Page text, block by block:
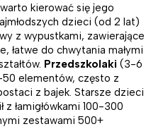
kierować się jego
dzieci (od 2 lat)
z wypustkami, zawierające
łatwe do chwytania małymi
Przedszkolaki (3-6
elementów, często z
z bajek. Starsze dzieci
łamigłówkami 100-300
zestawami 500+